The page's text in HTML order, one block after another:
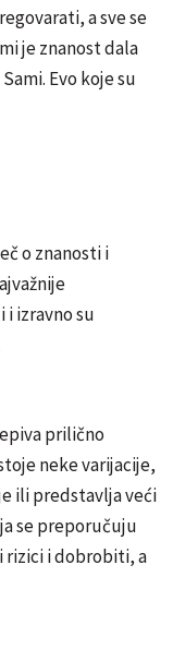
a sve se
je znanost dala
Evo koje su
o znanosti i
izravno su
prilično
neke varijacije,
ili predstavlja veći
se preporučuju
rizici i dobrobiti, a